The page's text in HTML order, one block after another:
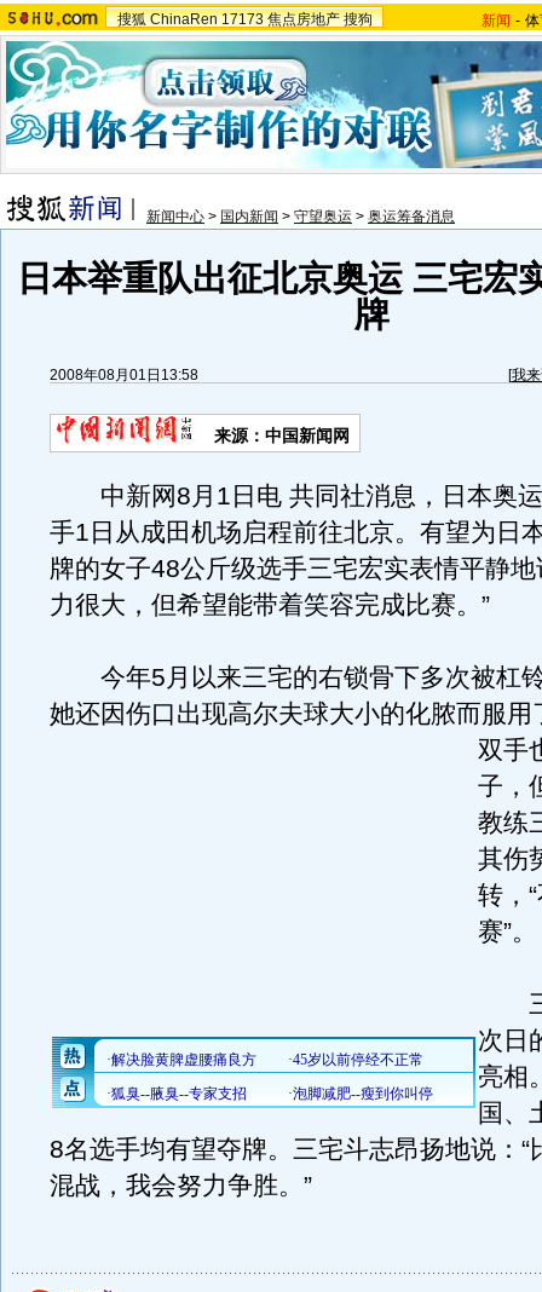
搜狐 ChinaRen 17173 焦点房地产 搜狗 新闻 -
新闻中心 > 国内新闻 > 守望奥运 > 奥运筹备消息
日本举重队出征北京奥运 三宅宏
牌
2008年08月01日13:58 [我
来源：中国新闻网
中新网8月1日电 共同社消息，日本奥
手1日从成田机场启程前往北京。有望为日
牌的女子48公斤级选手三宅宏实表情平静地
力很大，但希望能带着笑容完成比赛。”
今年5月以来三宅的右锁骨下多次被杠
她还因伤口出现高尔夫球大小的化脓而服用
双手
子，
教练
其伤
转，
赛”。
三
次日
亮相
国、
8名选手均有望夺牌。三宅斗志昂扬地说：“
混战，我会努力争胜。”